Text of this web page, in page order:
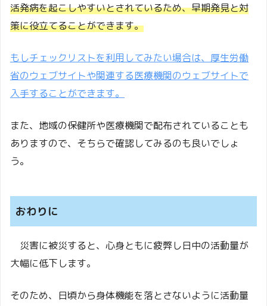
活発病を起こしやすいとされているため、早期発見と対
策に役立てることができます。
もしチェックリストを利用してみたい場合は、厚生労働
省のウェブサイトや関連する医療機関のウェブサイトで
入手することができます。
また、地域の保健所や医療機関で配布されていることも
ありますので、そちらで確認してみるのも良いでしょ
う。
おわりに
災害に被災すると、心身ともに疲弊し日中の活動量が
大幅に低下します。
そのため、日頃から身体機能を落とさないように活動量